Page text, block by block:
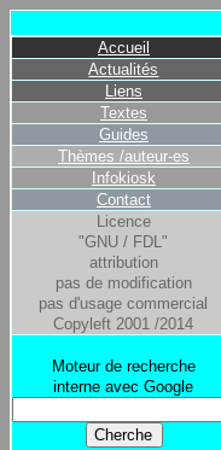
Accueil
Actualités
Liens
Textes
Guides
Thèmes /auteur-es
Infokiosk
Contact
Licence
"GNU / FDL"
attribution
pas de modification
pas d'usage commercial
Copyleft 2001 /2014
Moteur de recherche
interne avec Google